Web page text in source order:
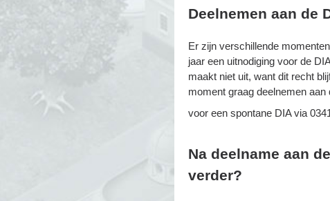
Deelnemen aan de
Er zijn verschillende
jaar een uitnodiging voor de
maakt niet uit, want dit recht
moment graag deelnemen
voor een spontane DIA via
Na deelname aan
verder?